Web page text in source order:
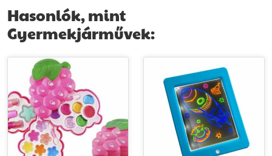
Hasonlók, mint
Gyermekjárművek: